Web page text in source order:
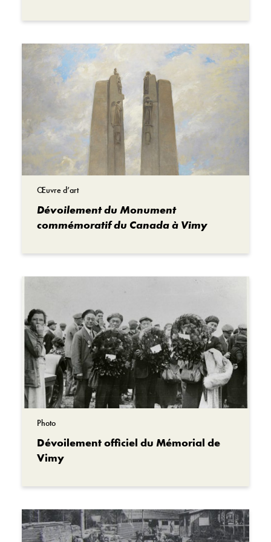
Ô Seigneur de toute vie, qui peut voir dans
tous les cœurs
La cause de nos conflits quand l’amour s’en
va.
Montre-nous, Ô Seigneur, aujourd’hui;
Apprends-nous, Ô Seigneur, à prier.
Pour que, dans nos cœurs, nous puissions
percevoir ta voie sainte.
L’obscurité descend sur la route sinistre de la
vie.
Ô Seigneur de toute vie; à la fin de la journée;
Quand tous les soucis auront cessé, je ne
tarderai pas.
Ma foi par appel exposée, quand les yeux par
la mort sont fermés.
Je verrai dans ma croyance où reposait la foi.
Mon âme louera alors le Roi céleste.
Ton grand nom, Seigneur, chantons –
Tu es éternel; un seul Dieu –
Ô Seigneur de toute vie; au sanctuaire du
Œuvre d’art
Dévoilement du Monument
commémoratif du Canada à Vimy
Photo
Dévoilement officiel du Mémorial de
Vimy